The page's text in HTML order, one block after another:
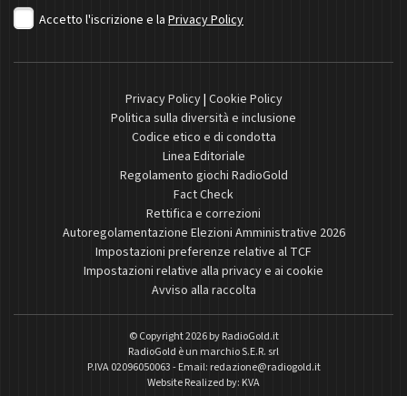
Accetto l'iscrizione e la Privacy Policy
Privacy Policy| Cookie Policy
Politica sulla diversità e inclusione
Codice etico e di condotta
Linea Editoriale
Regolamento giochi RadioGold
Fact Check
Rettifica e correzioni
Autoregolamentazione Elezioni Amministrative 2026
Impostazioni preferenze relative al TCF
Impostazioni relative alla privacy e ai cookie
Avviso alla raccolta
© Copyright 2026 byRadioGold.it
RadioGold è un marchio S.E.R. srl
P.IVA 02096050063 - Email: redazione@radiogold.it
Website Realized by: KVA